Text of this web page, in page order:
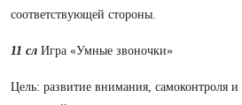
соответствующей стороны.
11 сл Игра «Умные звоночки»
Цель: развитие внимания, самоконтроля